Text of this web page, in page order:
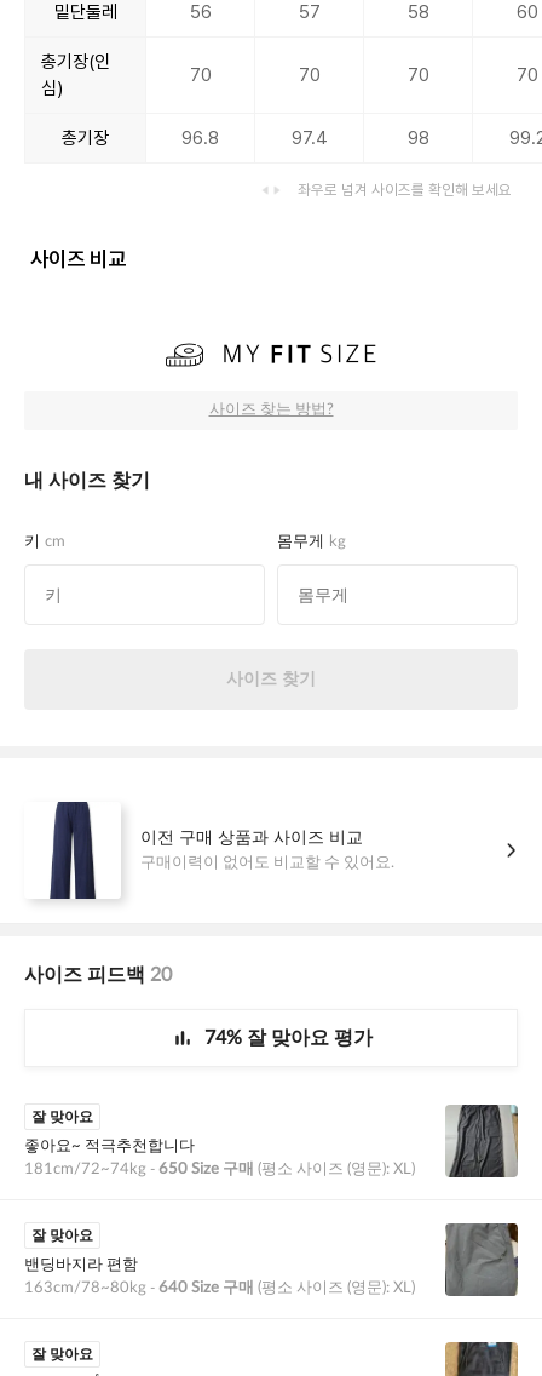
밑단둘레 56 57 58 60
총기장(인
심)
70 70 70 70
총기장 96.8 97.4 98
좌우로 넘겨 사이즈를 확인해 보세요
사이즈 비교